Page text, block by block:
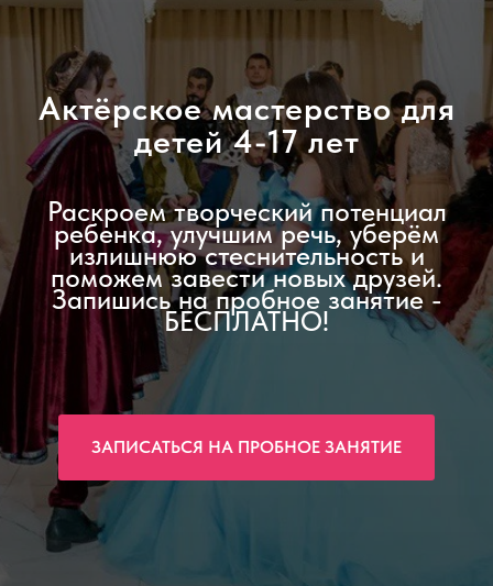
Актёрское мастерство для
детей 4-17 лет
Раскроем творческий потенциал
ребенка, улучшим речь, уберём
излишнюю стеснительность и
поможем завести новых друзей.
Запишись на пробное занятие -
БЕСПЛАТНО!
ЗАПИСАТЬСЯ НА ПРОБНОЕ ЗАНЯТИЕ